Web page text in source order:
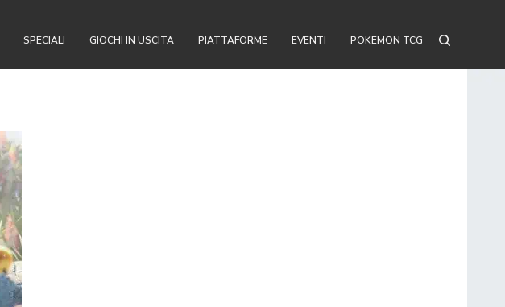
SPECIALI GIOCHI IN USCITA PIATTAFORME EVENTI POKEMON TCG